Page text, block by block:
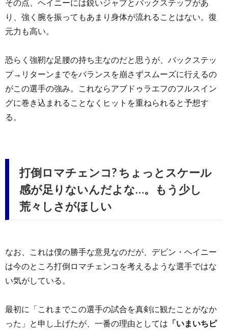
その点、ヘイニーには鋭いジャブとバックステップがあ
り、強く腕を振ってもあまり身体が流れることはない。復
元力も高い。
恐らく強靭な足腰の持ち主なのだと思うが、バックステッ
プ→リターンまでをバランスを崩さずスムーズに行えるの
がこの選手の強み。これならアブドゥラエフのフルスイン
グに巻き込まれることなくヒットを重ねられると予想す
る。
打倒ロマチェンコ? ちょっとスケール
感が足りないんだよな…。もう少し
荒々しさがほしい
なお、これは僕の勝手な意見なのだが、デビン・ヘイニー
は今のところ打倒ロマチェンコを考えるような選手ではな
い気がしている。
最初に「これまでこの選手の試合を真剣に観たことがなか
った」と申し上げたが、一番の理由としては 「いまいちピ